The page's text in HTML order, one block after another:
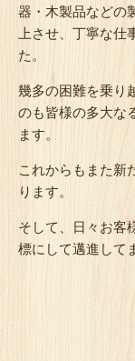
器・木製品などの
上させ、丁寧な仕
た。
幾多の困難を乗り
のも皆様の多大な
ます。
これからもまた新
ります。
そして、日々お客
標にして邁進して